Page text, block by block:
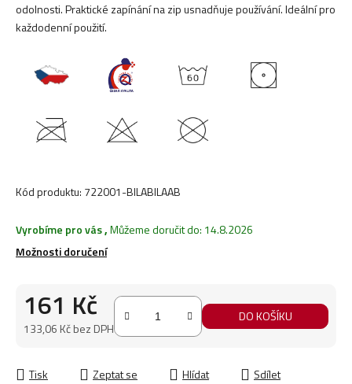
odolnosti. Praktické zapínání na zip usnadňuje používání. Ideální pro
každodenní použití.
Kód produktu: 722001-BILABILAAB
Vyrobíme pro vás,Můžeme doručit do: 14.8.2026
Možnosti doručení
161 Kč
133,06 Kč bez DPH
DO KOŠÍKU
Tisk Zeptat se Hlídat Sdílet